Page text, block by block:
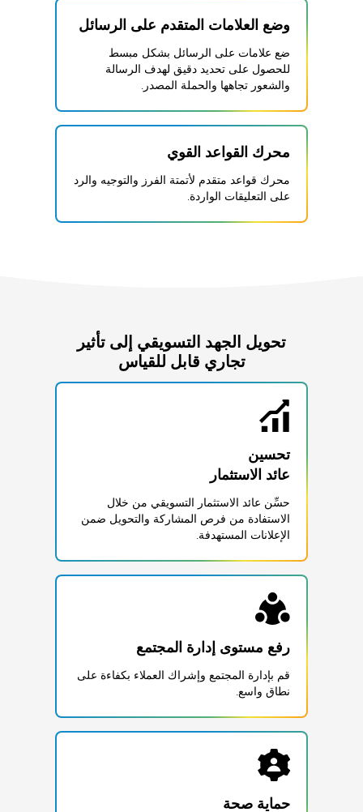
وضع العلامات المتقدم على الرسائل
ضع علامات على الرسائل بشكل مبسط
للحصول على تحديد دقيق لهدف الرسالة
والشعور تجاهها والحملة المصدر.
محرك القواعد القوي
محرك قواعد متقدم لأتمتة الفرز والتوجيه والرد
على التعليقات الواردة.
تحويل الجهد التسويقي إلى تأثير
تجاري قابل للقياس
عائد الاستثمار
حسِّن عائد الاستثمار التسويقي من خلال
الاستفادة من فرص المشاركة والتحويل ضمن
الإعلانات المستهدفة.
رفع مستوى إدارة المجتمع
قم بإدارة المجتمع وإشراك العملاء بكفاءة على
نطاق واسع.